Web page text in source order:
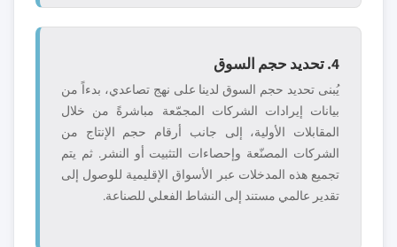
4. تحديد حجم السوق
يُبنى تحديد حجم السوق لدينا على نهج تصاعدي، بدءاً من
بيانات إيرادات الشركات المجمّعة مباشرةً من خلال
المقابلات الأولية، إلى جانب أرقام حجم الإنتاج من
الشركات المصنّعة وإحصاءات التثبيت أو النشر. ثم يتم
تجميع هذه المدخلات عبر الأسواق الإقليمية للوصول إلى
تقدير عالمي مستند إلى النشاط الفعلي للصناعة.